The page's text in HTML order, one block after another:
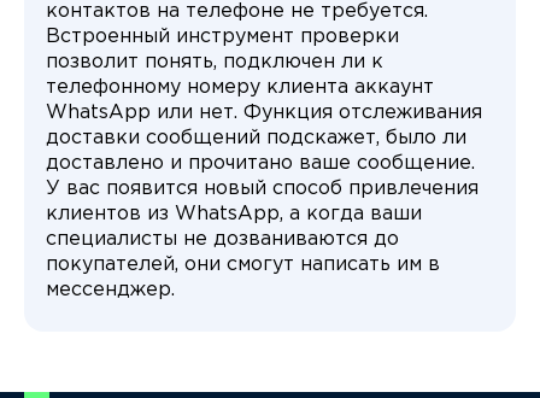
контактов на телефоне не требуется.
Встроенный инструмент проверки
позволит понять, подключен ли к
телефонному номеру клиента аккаунт
WhatsApp или нет. Функция отслеживания
доставки сообщений подскажет, было ли
доставлено и прочитано ваше сообщение.
У вас появится новый способ привлечения
клиентов из WhatsApp, а когда ваши
специалисты не дозваниваются до
покупателей, они смогут написать им в
мессенджер.